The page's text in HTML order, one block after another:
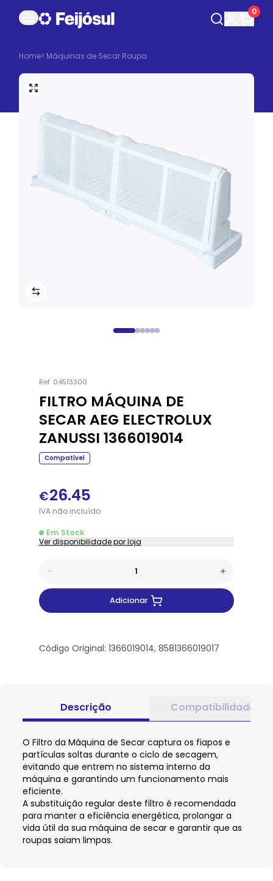
0
Home> Máquinas de Secar Roupa
Ref. 04513300
FILTRO MÁQUINA DE
SECAR AEG ELECTROLUX
ZANUSSI 1366019014
Compatível
€26.45
IVAnãoincluído
Em Stock
Ver disponibilidade por loja
Adicionar
Código Original: 1366019014, 8581366019017
Descrição Compatibilidade
O Filtro da Máquina de Secar captura os fiapos e
partículas soltas durante o ciclo de secagem,
evitando que entrem no sistema interno da
máquina e garantindo um funcionamento mais
eficiente.
A substituição regular deste filtro é recomendada
para manter a eficiência energética, prolongar a
vida útil da sua máquina de secar e garantir que as
roupas saiam limpas.